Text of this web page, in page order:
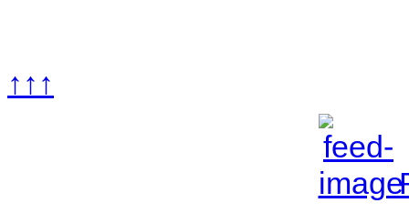
↑↑↑